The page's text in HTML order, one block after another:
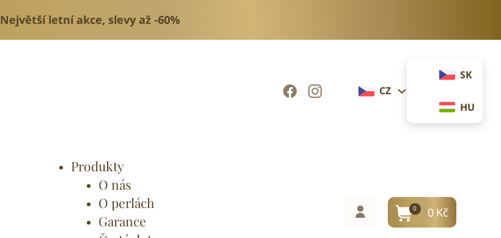
Největší letní akce, slevy až -60%
CZ
SK
HU
Produkty
O nás
O perlách
Garance
0 0 Kč